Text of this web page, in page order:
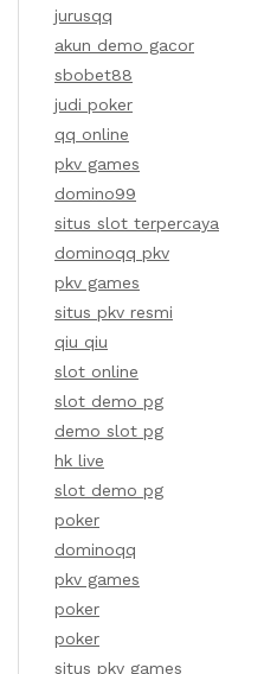
jurusqq
akun demo gacor
sbobet88
judi poker
qq online
pkv games
domino99
situs slot terpercaya
dominoqq pkv
pkv games
situs pkv resmi
qiu qiu
slot online
slot demo pg
demo slot pg
hk live
slot demo pg
poker
dominoqq
pkv games
poker
poker
situs pkv games